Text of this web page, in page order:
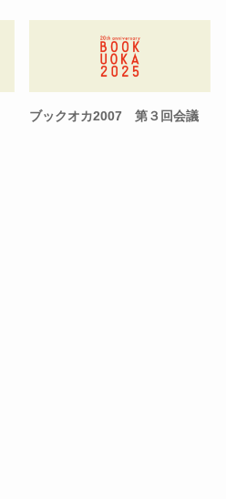
ブックオカ2007 第３回会議